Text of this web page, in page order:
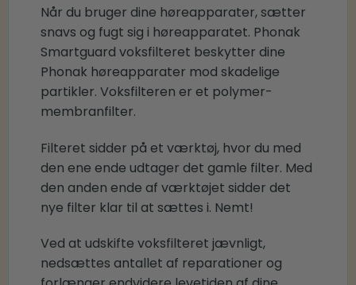
Når du bruger dine høreapparater, sætter
snavs og fugt sig i høreapparatet. Phonak
Smartguard voksfilteret beskytter dine
Phonak høreapparater mod skadelige
partikler. Voksfilteren er et polymer-
membranfilter.
Filteret sidder på et værktøj, hvor du med
den ene ende udtager det gamle filter. Med
den anden ende af værktøjet sidder det
nye filter klar til at sættes i. Nemt!
Ved at udskifte voksfilteret jævnligt,
nedsættes antallet af reparationer og